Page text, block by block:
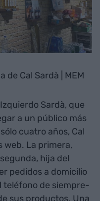
de Cal Sardà | MEM
Sardà, que
a un público más
cuatro años, Cal
web. La primera,
hija del
pedidos a domicilio
teléfono de siempre-
sus productos. Una